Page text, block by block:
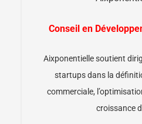
Conseil en
Aixponentielle soutient
startups dans la
commerciale,
croissance